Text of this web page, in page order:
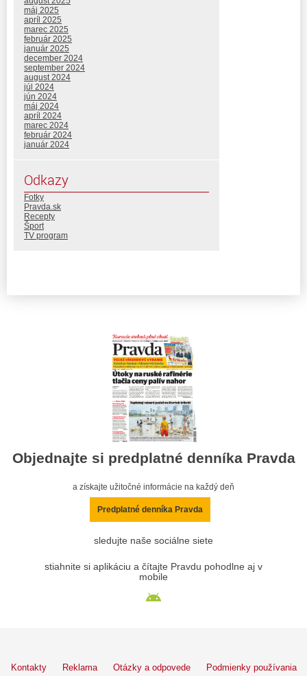
máj 2025
apríl 2025
marec 2025
február 2025
január 2025
december 2024
september 2024
august 2024
júl 2024
jún 2024
máj 2024
apríl 2024
marec 2024
február 2024
január 2024
Odkazy
Fotky
Pravda.sk
Recepty
Šport
TV program
Objednajte si predplatné denníka Pravda
a získajte užitočné informácie na každý deň
Predplatné denníka Pravda
sledujte naše sociálne siete
stiahnite si aplikáciu a čítajte Pravdu pohodlne aj v
mobile
Kontakty Reklama Otázky a odpovede Podmienky používania